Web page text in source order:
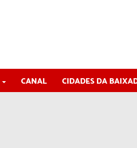
CANAL CIDADES DA